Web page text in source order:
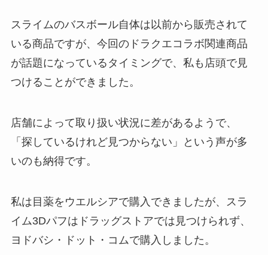
スライムのバスボール自体は以前から販売されて
いる商品ですが、今回のドラクエコラボ関連商品
が話題になっているタイミングで、私も店頭で見
つけることができました。
店舗によって取り扱い状況に差があるようで、
「探しているけれど見つからない」という声が多
いのも納得です。
私は目薬をウエルシアで購入できましたが、スラ
イム3Dパフはドラッグストアでは見つけられず、
ヨドバシ・ドット・コムで購入しました。